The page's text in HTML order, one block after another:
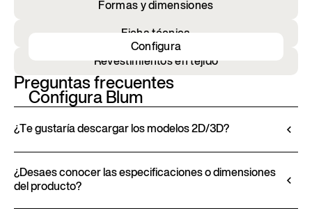
Formas y dimensiones
Ficha técnica
Revestimientos en tejido
Configura Blum
Configura
Preguntas frecuentes
¿Te gustaría descargar los modelos 2D/3D?
productos a través del Configurador 3D. Esta
herramienta te permite visualizar el producto con
los acabados y tapizados seleccionados y, cuando
¿Desaes conocer las especificaciones o dimensiones
del producto?